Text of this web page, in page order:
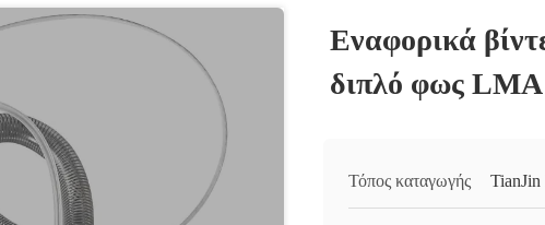
Εναφορικά
διπλό φως
Τόπος καταγωγής TianJin